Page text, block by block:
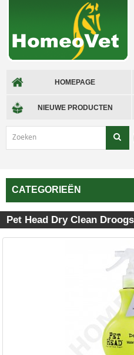
HOMEPAGE
NIEUWE PRODUCTEN
CATEGORIEËN
Pet Head Dry Clean